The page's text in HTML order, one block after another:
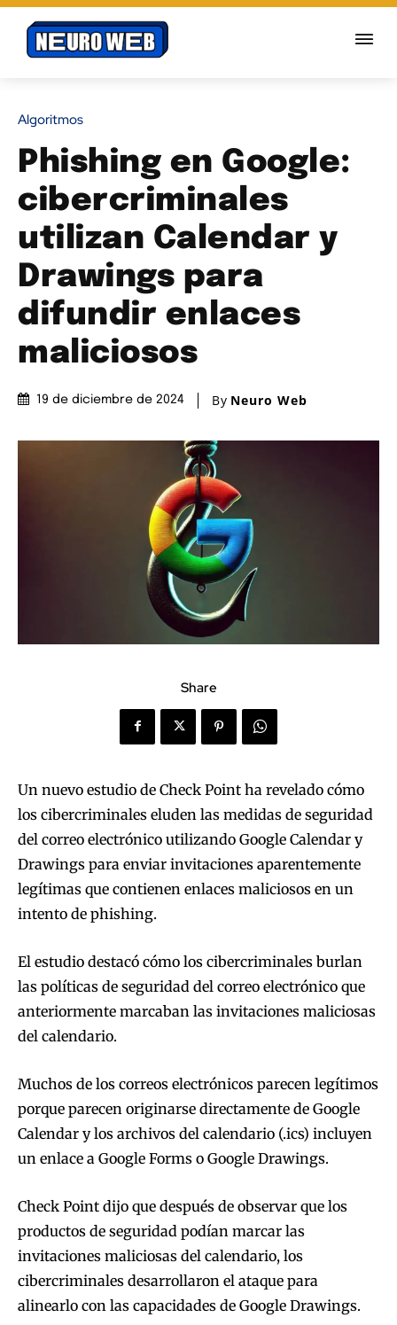
Algoritmos
Phishing en Google:
cibercriminales
utilizan Calendar y
Drawings para
difundir enlaces
maliciosos
19 de diciembre de 2024 By Neuro Web
Share
Un nuevo estudio de Check Point ha revelado cómo
los cibercriminales eluden las medidas de seguridad
del correo electrónico utilizando Google Calendar y
Drawings para enviar invitaciones aparentemente
legítimas que contienen enlaces maliciosos en un
intento de phishing.
El estudio destacó cómo los cibercriminales burlan
las políticas de seguridad del correo electrónico que
anteriormente marcaban las invitaciones maliciosas
del calendario.
Muchos de los correos electrónicos parecen legítimos
porque parecen originarse directamente de Google
Calendar y los archivos del calendario (.ics) incluyen
un enlace a Google Forms o Google Drawings.
Check Point dijo que después de observar que los
productos de seguridad podían marcar las
invitaciones maliciosas del calendario, los
cibercriminales desarrollaron el ataque para
alinearlo con las capacidades de Google Drawings.